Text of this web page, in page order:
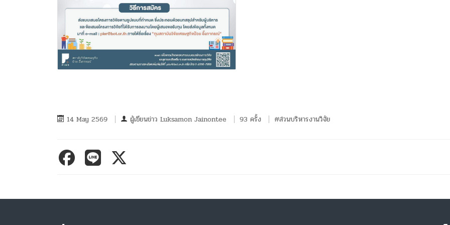
14 May 2569 ผู้เขียนข่าว Luksamon Jainontee 93 ครั้ง #ส่วนบริหารงานวิจัย